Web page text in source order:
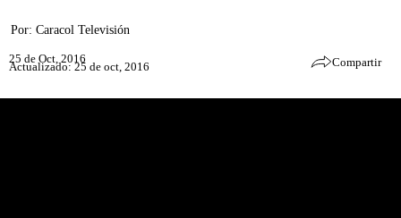
Por: Caracol Televisión
25 de Oct, 2016
Actualizado: 25 de oct, 2016 Compartir